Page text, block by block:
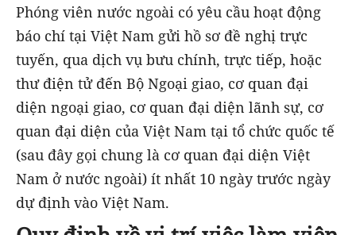
Phóng viên nước ngoài có yêu cầu hoạt động
báo chí tại Việt Nam gửi hồ sơ đề nghị trực
tuyến, qua dịch vụ bưu chính, trực tiếp, hoặc
thư điện tử đến Bộ Ngoại giao, cơ quan đại
diện ngoại giao, cơ quan đại diện lãnh sự, cơ
quan đại diện của Việt Nam tại tổ chức quốc tế
(sau đây gọi chung là cơ quan đại diện Việt
Nam ở nước ngoài) ít nhất 10 ngày trước ngày
dự định vào Việt Nam.